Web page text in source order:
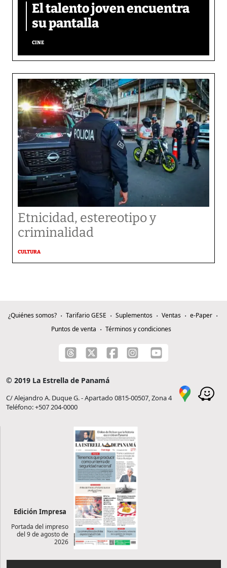
El talento joven encuentra
su pantalla​
CINE
Etnicidad, estereotipo y
criminalidad
CULTURA
¿Quiénes somos? Tarifario GESE Suplementos Ventas
e-Paper
Puntos de venta
Términos y condiciones
© 2019 La Estrella de Panamá
C/ Alejandro A. Duque G. - Apartado 0815-00507, Zona 4
Teléfono: +507 204-0000
Edición Impresa
Portada del impreso
del 9 de agosto de
2026